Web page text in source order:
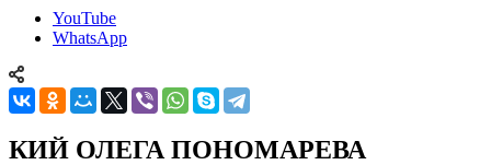
YouTube
WhatsApp
КИЙ ОЛЕГА ПОНОМАРЕВА